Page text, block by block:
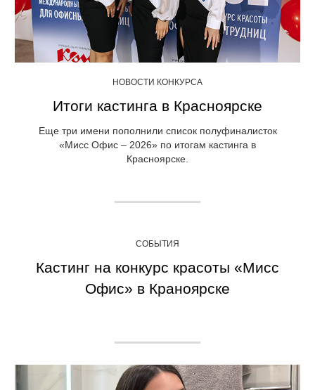
НОВОСТИ КОНКУРСА
Итоги кастинга в Красноярске
Еще три имени пополнили список полуфиналисток
«Мисс Офис – 2026» по итогам кастинга в
Красноярске.
СОБЫТИЯ
Кастинг на конкурс красоты «Мисс
Офис» в Краноярске